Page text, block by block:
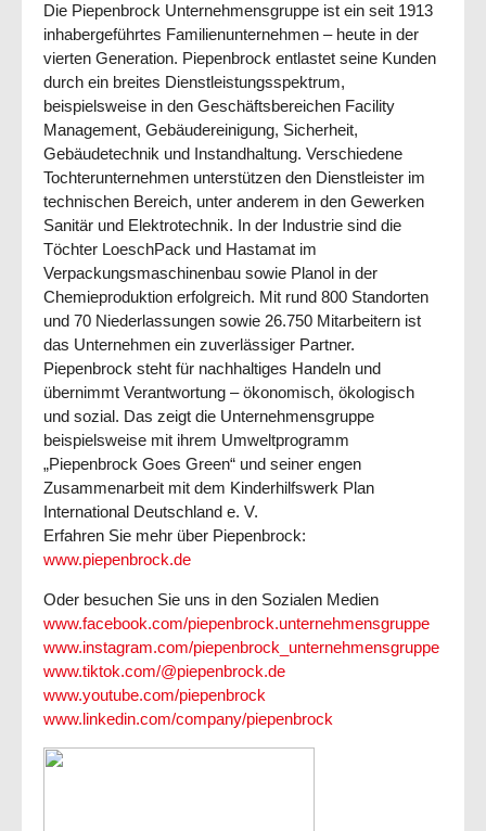
Die Piepenbrock Unternehmensgruppe ist ein seit 1913
inhabergeführtes Familienunternehmen – heute in der
vierten Generation. Piepenbrock entlastet seine Kunden
durch ein breites Dienstleistungsspektrum,
beispielsweise in den Geschäftsbereichen Facility
Management, Gebäudereinigung, Sicherheit,
Gebäudetechnik und Instandhaltung. Verschiedene
Tochterunternehmen unterstützen den Dienstleister im
technischen Bereich, unter anderem in den Gewerken
Sanitär und Elektrotechnik. In der Industrie sind die
Töchter LoeschPack und Hastamat im
Verpackungsmaschinenbau sowie Planol in der
Chemieproduktion erfolgreich. Mit rund 800 Standorten
und 70 Niederlassungen sowie 26.750 Mitarbeitern ist
das Unternehmen ein zuverlässiger Partner.
Piepenbrock steht für nachhaltiges Handeln und
übernimmt Verantwortung – ökonomisch, ökologisch
und sozial. Das zeigt die Unternehmensgruppe
beispielsweise mit ihrem Umweltprogramm
„Piepenbrock Goes Green“ und seiner engen
Zusammenarbeit mit dem Kinderhilfswerk Plan
International Deutschland e. V.
Erfahren Sie mehr über Piepenbrock:
www.piepenbrock.de
Oder besuchen Sie uns in den Sozialen Medien
www.facebook.com/piepenbrock.unternehmensgruppe
www.instagram.com/piepenbrock_unternehmensgruppe
www.tiktok.com/@piepenbrock.de
www.youtube.com/piepenbrock
www.linkedin.com/company/piepenbrock